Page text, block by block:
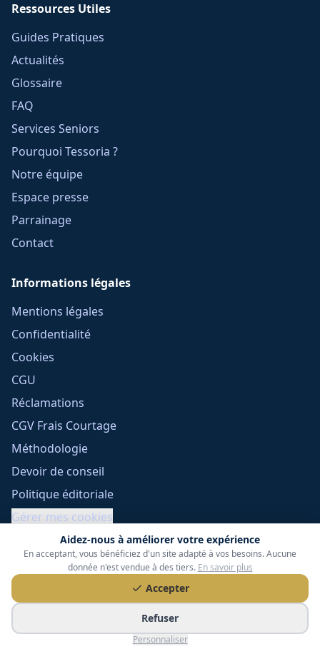
Aidez-nous à améliorer votre expérience
En acceptant, vous bénéficiez d'un site adapté à vos besoins. Aucune
donnée n'est vendue à des tiers. En savoir plus
Accepter
Refuser
Personnaliser
Ressources Utiles
Guides Pratiques
Actualités
Glossaire
FAQ
Services Seniors
Pourquoi Tessoria ?
Notre équipe
Espace presse
Parrainage
Contact
Informations légales
Mentions légales
Confidentialité
Cookies
CGU
Réclamations
CGV Frais Courtage
Méthodologie
Devoir de conseil
Politique éditoriale
Gérer mes cookies
Tessoria Assurances- SARL au capital de 15 000 €
ORIAS n° 25007309 - RCS 990 206 179 - Membre du réseau